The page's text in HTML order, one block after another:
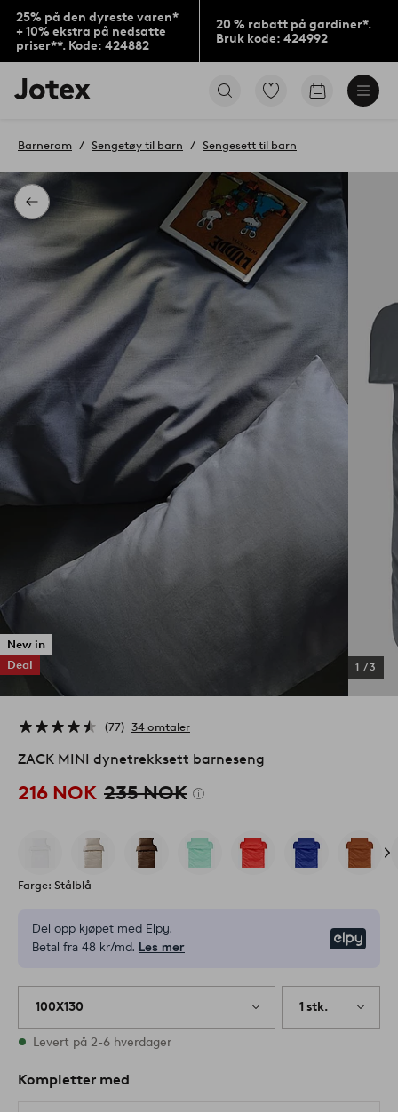
25% på den dyreste varen*
+ 10% ekstra på nedsatte
priser**. Kode: 424882
20 % rabatt på gardiner*.
Bruk kode: 424992
Jotex’
logo
til
Gå
produkter
Gå
Tilbake
Barnerom Sengetøy til barn Sengesett til barn
New in
Deal
1 /3
77 34 omtaler
ZACK MINI dynetrekksett barneseng
216 NOK 235 NOK
Farge: Stålblå
Del opp kjøpet med Elpy.
Betal fra 48 kr/md. Les mer
100X130 1 stk.
På lager
Levert på 2-6 hverdager
Kompletter med